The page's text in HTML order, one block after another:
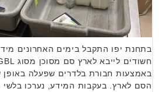
בתחנת יפו התקבל בימים האחרונים
באמצעות חבורת בלדרים שפעלה באופן
הסם לארץ. בעקבות המידע, נערכו בלשי